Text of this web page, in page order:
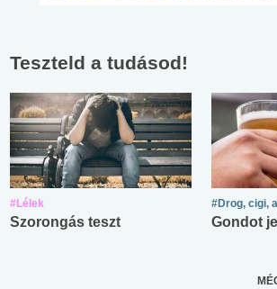
Teszteld a tudásod!
#Lélek
Szorongás teszt
#Drog, cigi,
Gondot